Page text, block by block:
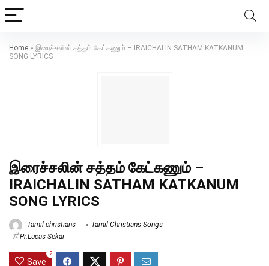
Home » இரைச்சலின் சத்தம் கேட்கணும் – IRAICHALIN SATHAM KATKANUM
SONG LYRICS
இரைச்சலின் சத்தம் கேட்கணும் –
IRAICHALIN SATHAM KATKANUM
SONG LYRICS
Tamil christians
Tamil Christians Songs
Pr.Lucas Sekar
Save
2